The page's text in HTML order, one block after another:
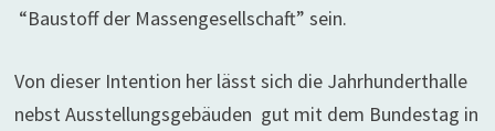
“Baustoff der Massengesellschaft” sein.
Von dieser Intention her lässt sich die Jahrhunderthalle
nebst Ausstellungsgebäuden gut mit dem Bundestag in